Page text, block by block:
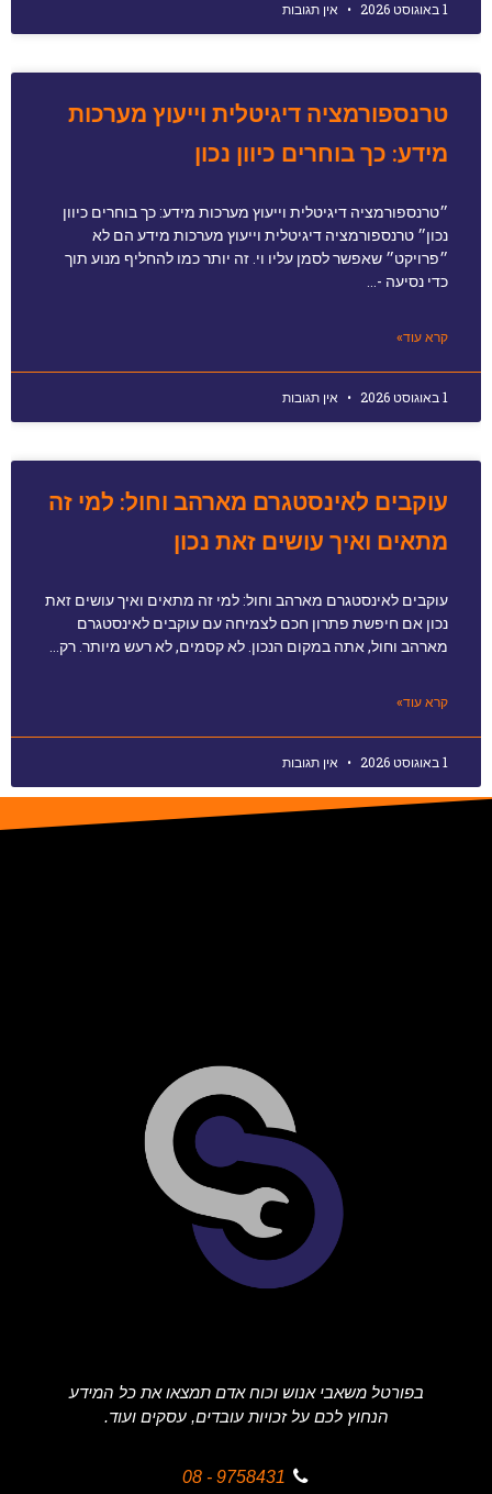
1 באוגוסט 2026 אין תגובות
טרנספורמציה דיגיטלית וייעוץ מערכות
מידע: כך בוחרים כיוון נכון
״טרנספורמציה דיגיטלית וייעוץ מערכות מידע: כך בוחרים כיוון
נכון״ טרנספורמציה דיגיטלית וייעוץ מערכות מידע הם לא
״פרויקט״ שאפשר לסמן עליו וי. זה יותר כמו להחליף מנוע תוך
כדי נסיעה -…
קרא עוד»
1 באוגוסט 2026 אין תגובות
עוקבים לאינסטגרם מארהב וחול: למי זה
מתאים ואיך עושים זאת נכון
עוקבים לאינסטגרם מארהב וחול: למי זה מתאים ואיך עושים זאת
נכון אם חיפשת פתרון חכם לצמיחה עם עוקבים לאינסטגרם
מארהב וחול, אתה במקום הנכון. לא קסמים, לא רעש מיותר. רק…
קרא עוד»
1 באוגוסט 2026 אין תגובות
בפורטל משאבי אנוש וכוח אדם תמצאו את כל המידע
הנחוץ לכם על זכויות עובדים, עסקים ועוד.
9758431 - 08